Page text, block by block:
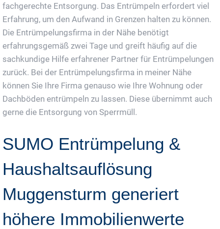
fachgerechte Entsorgung. Das Entrümpeln erfordert viel
Erfahrung, um den Aufwand in Grenzen halten zu können.
Die Entrümpelungsfirma in der Nähe benötigt
erfahrungsgemäß zwei Tage und greift häufig auf die
sachkundige Hilfe erfahrener Partner für Entrümpelungen
zurück. Bei der Entrümpelungsfirma in meiner Nähe
können Sie Ihre Firma genauso wie Ihre Wohnung oder
Dachböden entrümpeln zu lassen. Diese übernimmt auch
gerne die Entsorgung von Sperrmüll.
SUMO Entrümpelung &
Haushaltsauflösung
Muggensturm generiert
höhere Immobilienwerte